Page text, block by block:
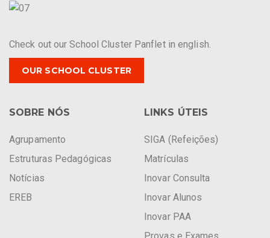
Check out our School Cluster Panflet in english.
OUR SCHOOL CLUSTER
SOBRE NÓS
Agrupamento
Estruturas Pedagógicas
Notícias
EREB
LINKS ÚTEIS
SIGA (Refeições)
Matrículas
Inovar Consulta
Inovar Alunos
Inovar PAA